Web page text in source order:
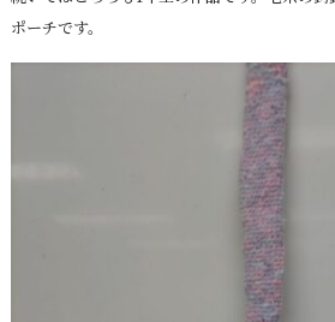
ポーチです。